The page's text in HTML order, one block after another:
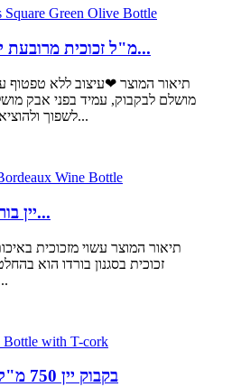
375 מ"ל זכוכית מרובעת ירוקה או...
תיאור המוצר ❤עיצוב ללא
מושלם לבקבוק, עמיד בפני אבק
לשפוך ולהוציא שמן בלי דליפה...
יין בורדו מסורתי בי...
תיאור המוצר עשוי מזכוכית
זכוכית בסגנון בורדו הוא
אידיאלי
בקבוק יין 750 מ"ל עם שעם טי